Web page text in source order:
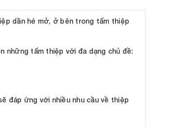
dần hé mở, ở bên trong tấm thiệp
những tấm thiệp với đa dạng chủ đề:
đáp ứng với nhiều nhu cầu về thiệp